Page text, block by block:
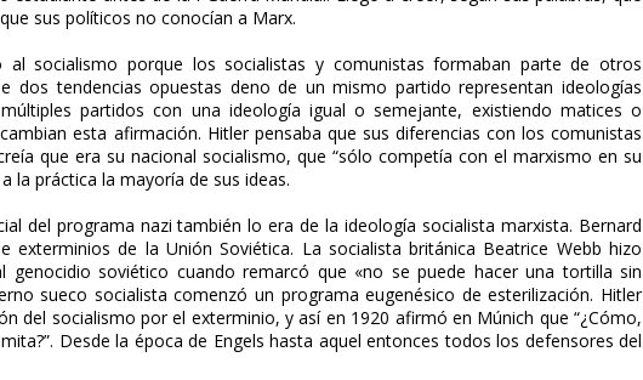
sus políticos no conocían a Marx.
al socialismo porque los socialistas y comunistas formaban parte de otros
dos tendencias opuestas deno de un mismo partido representan ideologías
partidos con una ideología igual o semejante, existiendo matices o
esta afirmación. Hitler pensaba que sus diferencias con los comunistas
que era su nacional socialismo, que “sólo competía con el marxismo en su
la práctica la mayoría de sus ideas.
del programa nazi también lo era de la ideología socialista marxista. Bernard
exterminios de la Unión Soviética. La socialista británica Beatrice Webb hizo
genocidio soviético cuando remarcó que «no se puede hacer una tortilla sin
sueco socialista comenzó un programa eugenésico de esterilización. Hitler
del socialismo por el exterminio, y así en 1920 afirmó en Múnich que “¿Cómo,
Desde la época de Engels hasta aquel entonces todos los defensores del